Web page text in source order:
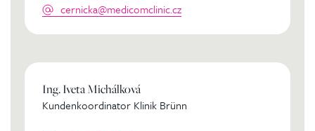
cernicka@medicomclinic.cz
Ing. Iveta Michálková
Kundenkoordinator Klinik Brünn